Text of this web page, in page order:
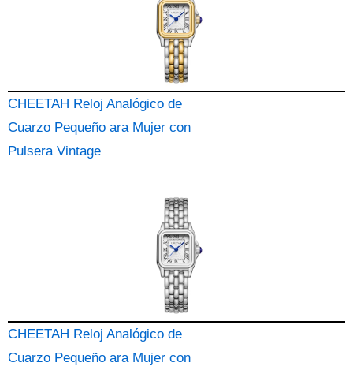
CHEETAH Reloj Analógico de
Cuarzo Pequeño ara Mujer con
Pulsera Vintage
CHEETAH Reloj Analógico de
Cuarzo Pequeño ara Mujer con